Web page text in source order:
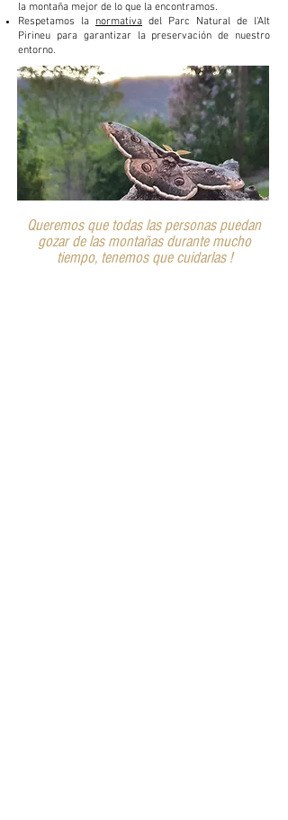
la montaña mejor de lo que la encontramos.
Respetamos la normativa del Parc Natural de l'Alt
Pirineu para garantizar la preservación de nuestro
entorno.
Queremos que todas las personas puedan
gozar de las montañas durante mucho
tiempo, tenemos que cuidarlas !